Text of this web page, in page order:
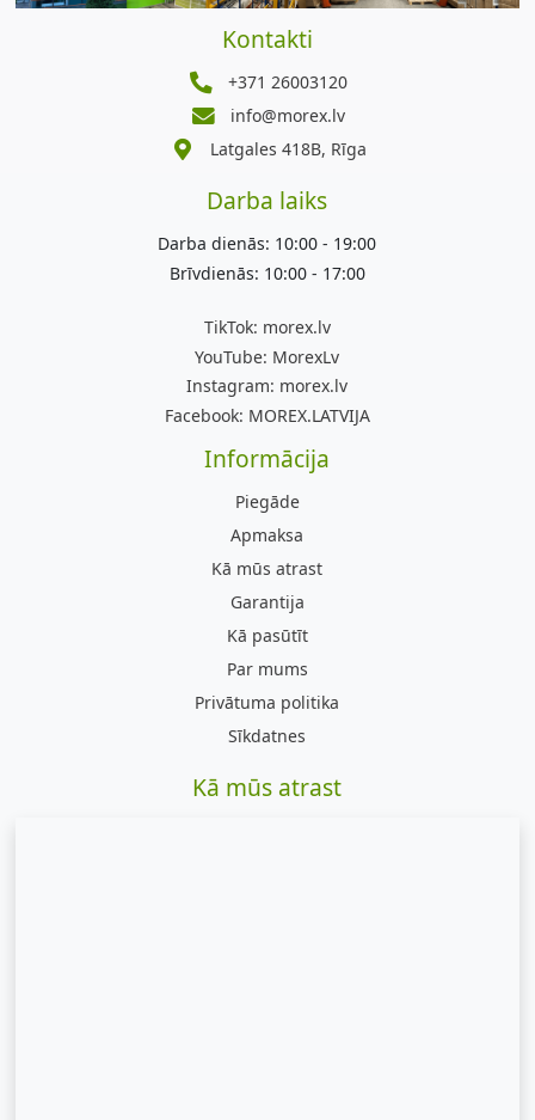
Kontakti
+371 26003120
info@morex.lv
Latgales 418B, Rīga
Darba laiks
Darba dienās: 10:00 - 19:00
Brīvdienās: 10:00 - 17:00
TikTok: morex.lv
YouTube: MorexLv
Instagram: morex.lv
Facebook: MOREX.LATVIJA
Informācija
Piegāde
Apmaksa
Kā mūs atrast
Garantija
Kā pasūtīt
Par mums
Privātuma politika
Sīkdatnes
Kā mūs atrast